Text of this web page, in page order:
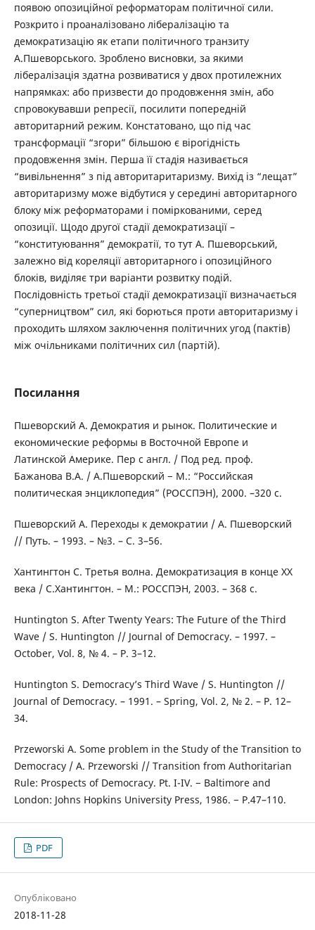
появою опозиційної реформаторам політичної сили.
Розкрито і проаналізовано лібералізацію та
демократизацію як етапи політичного транзиту
А.Пшеворського. Зроблено висновки, за якими
лібералізація здатна розвиватися у двох протилежних
напрямках: або призвести до продовження змін, або
спровокувавши репресії, посилити попередній
авторитарний режим. Констатовано, що під час
трансформації “згори” більшою є вірогідність
продовження змін. Перша її стадія називається
“вивільнення” з під авторитаритаризму. Вихід із “лещат”
авторитаризму може відбутися у середині авторитарного
блоку між реформаторами і поміркованими, серед
опозиції. Щодо другої стадії демократизації –
“конституювання” демократії, то тут А. Пшеворський,
залежно від кореляції авторитарного і опозиційного
блоків, виділяє три варіанти розвитку подій.
Послідовність третьої стадії демократизації визначається
“суперництвом” сил, які борються проти авторитаризму і
проходить шляхом заключення політичних угод (пактів)
між очільниками політичних сил (партій).
Посилання
Пшеворский А. Демократия и рынок. Политические и
економические реформы в Восточной Европе и
Латинской Америке. Пер с англ. / Под ред. проф.
Бажанова В.А. / А.Пшеворский − М.: “Российская
политическая энциклопедия” (РОССПЭН), 2000. –320 с.
Пшеворский А. Переходы к демократии / А. Пшеворский
// Путь. – 1993. – №3. – С. 3–56.
Хантингтон С. Третья волна. Демократизация в конце ХХ
века / С.Хантингтон. – М.: РОССПЭН, 2003. – 368 с.
Huntington S. After Twenty Years: The Future of the Third
Wave / S. Huntington // Journal of Democracy. – 1997. –
October, Vol. 8, № 4. – P. 3–12.
Huntington S. Democracy’s Third Wave / S. Huntington //
Journal of Democracy. – 1991. – Spring, Vol. 2, № 2. – P. 12–
34.
Przeworski A. Some problem in the Study of the Transition to
Democracy / A. Przeworski // Transition from Authoritarian
Rule: Prospects of Democracy. Pt. I-IV. − Baltimore and
London: Johns Hopkins University Press, 1986. − P.47–110.
PDF
Опубліковано
2018-11-28